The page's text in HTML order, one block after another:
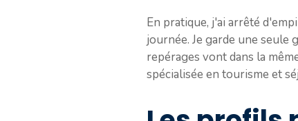
En pratique, j'ai arrêté
journée. Je garde une seule
repérages vont dans la
spécialisée en tourisme et